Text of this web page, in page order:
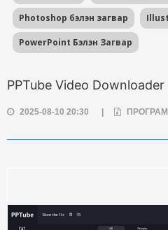
Photoshop бэлэн загвар
PowerPoint Бэлэн Загвар
PPTube Video Downloader
2025-08-10 20:30